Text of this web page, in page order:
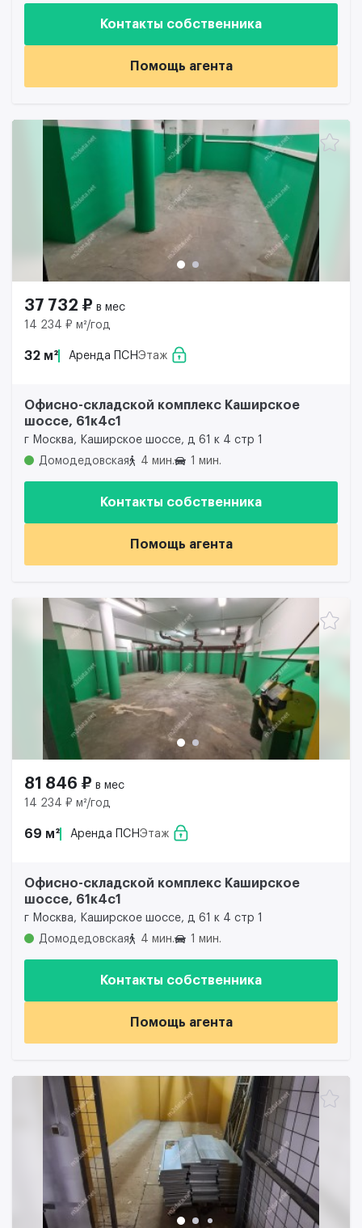
Контакты собственника
Помощь агента
37 732 ₽ в мес
14 234 ₽ м²/год
32 м² Аренда ПСНЭтаж
Офисно-складской комплекс Каширское
шоссе, 61к4с1
г Москва, Каширское шоссе, д 61 к 4 стр 1
Домодедовская
4 мин. 1 мин.
Контакты собственника
Помощь агента
81 846 ₽ в мес
14 234 ₽ м²/год
69 м² Аренда ПСНЭтаж
Офисно-складской комплекс Каширское
шоссе, 61к4с1
г Москва, Каширское шоссе, д 61 к 4 стр 1
Домодедовская
4 мин. 1 мин.
Контакты собственника
Помощь агента